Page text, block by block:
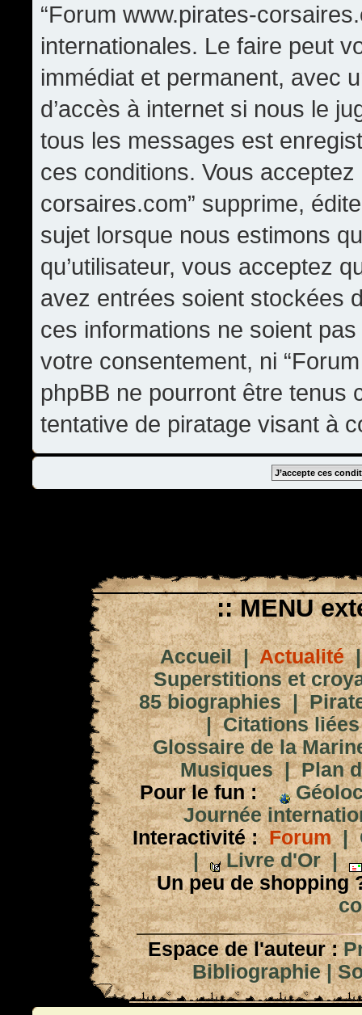
“Forum www.pirates-
internationales. Le faire peut
immédiat et permanent, avec
d’accès à internet si nous le
tous les messages est
ces conditions. Vous
corsaires.com” supprime,
sujet lorsque nous estimons
qu’utilisateur, vous acceptez
avez entrées soient stockées
ces informations ne soient
votre consentement, ni
phpBB ne pourront être tenus
tentative de piratage visant à
:: MENU
Accueil|Actualité
Superstitions et
85 biographies|
|Citations
Glossaire de la
Musiques|Plan
Pour le fun :
Journée
Interactivité : Forum|
|
Livre d'Or|
Un peu de shopping
Espace de l'auteur :
Bibliographie|